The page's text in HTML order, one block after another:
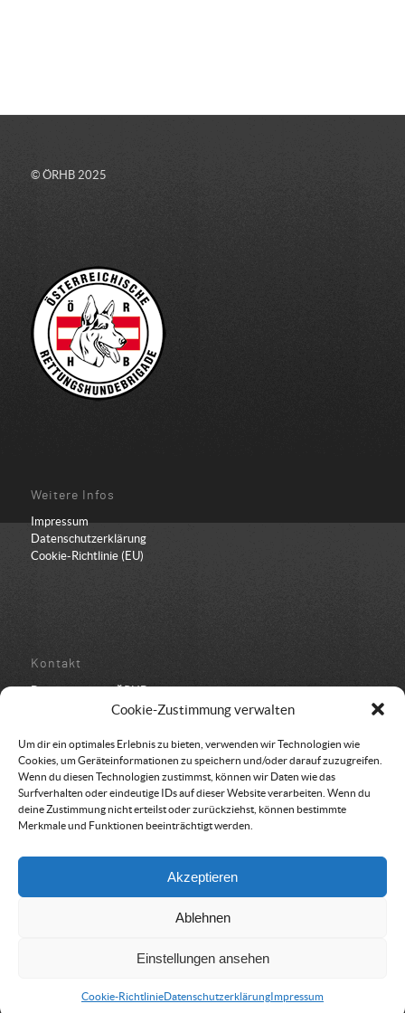
Cookie-Zustimmung verwalten
Um dir ein optimales Erlebnis zu bieten, verwenden wir Technologien wie
Cookies, um Geräteinformationen zu speichern und/oder darauf zuzugreifen.
Wenn du diesen Technologien zustimmst, können wir Daten wie das
Surfverhalten oder eindeutige IDs auf dieser Website verarbeiten. Wenn du
deine Zustimmung nicht erteilst oder zurückziehst, können bestimmte
Merkmale und Funktionen beeinträchtigt werden.
Akzeptieren
Ablehnen
Einstellungen ansehen
Cookie-RichtlinieDatenschutzerklärungImpressum
© ÖRHB 2025
Weitere Infos
Impressum
Datenschutzerklärung
Cookie-Richtlinie (EU)
Kontakt
Bundesbüro der ÖRHB
Schulstraße 443
05 94 500 152
office@oerhb.at